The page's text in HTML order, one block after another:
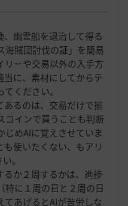
幽霊船を退治して得る
海賊団討伐の証」を簡易
リーや交易以外の入手方
当に、素材にしてからテ
ください。
るのは、交易だけで揃
コインで買うことも判断
じめAIに覚えさせていま
使いたくない、もアリ
。
か２周するかは、進捗
特に１周の日と２周の日
てあげるとAIが苦労しな